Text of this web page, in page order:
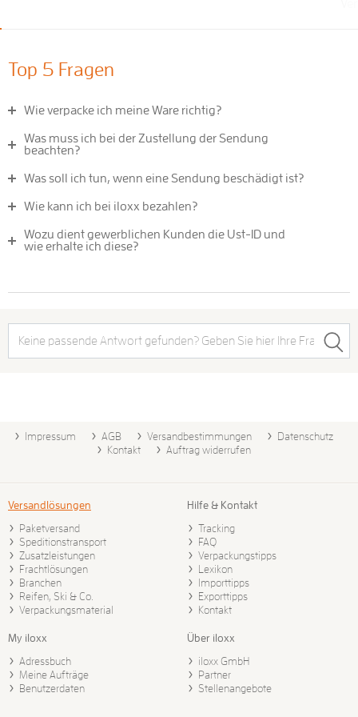
Top 5 Fragen
Wie verpacke ich meine Ware richtig?
Was muss ich bei der Zustellung der Sendung
beachten?
Was soll ich tun, wenn eine Sendung beschädigt ist?
Wie kann ich bei iloxx bezahlen?
Wozu dient gewerblichen Kunden die Ust-ID und
wie erhalte ich diese?
Impressum AGB Versandbestimmungen
Datenschutz
Kontakt
Auftrag widerrufen
Versandlösungen
Paketversand
Speditionstransport
Zusatzleistungen
Frachtlösungen
Branchen
Reifen, Ski & Co.
Verpackungsmaterial
Hilfe & Kontakt
Tracking
FAQ
Verpackungstipps
Lexikon
Importtipps
Exporttipps
Kontakt
My iloxx
Adressbuch
Meine Aufträge
Benutzerdaten
Über iloxx
iloxx GmbH
Partner
Stellenangebote